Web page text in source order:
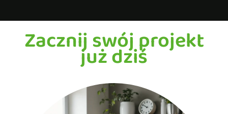
Zacznij swój projekt
już dziś